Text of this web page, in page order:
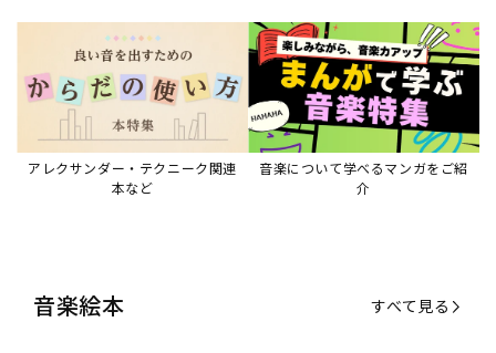
アレクサンダー・テクニーク関連
本など
音楽について学べるマンガをご紹
介
音楽絵本 すべて見る